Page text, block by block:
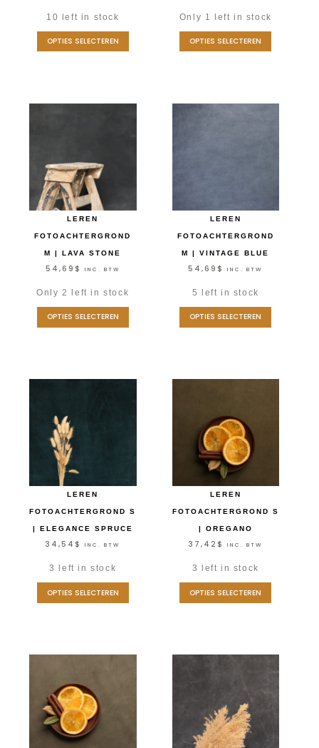
10 left in stock
OPTIES SELECTEREN
Only 1 left in stock
OPTIES SELECTEREN
LEREN
FOTOACHTERGROND
M | LAVA STONE
54,69 $ INC. BTW
Only 2 left in stock
OPTIES SELECTEREN
LEREN
FOTOACHTERGROND
M | VINTAGE BLUE
54,69 $ INC. BTW
5 left in stock
OPTIES SELECTEREN
LEREN
FOTOACHTERGROND S
| ELEGANCE SPRUCE
34,54 $ INC. BTW
3 left in stock
OPTIES SELECTEREN
LEREN
FOTOACHTERGROND S
| OREGANO
37,42 $ INC. BTW
3 left in stock
OPTIES SELECTEREN